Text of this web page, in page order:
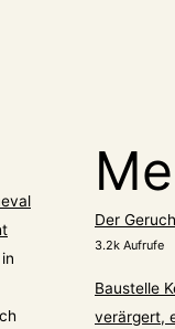
Der
3.2k Aufrufe
Baustelle
verärgert,